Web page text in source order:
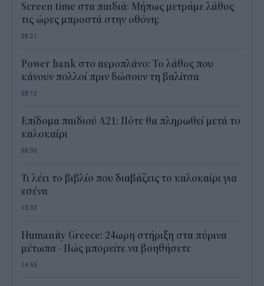
Screen time στα παιδιά: Μήπως μετράμε λάθος
τις ώρες μπροστά στην οθόνη;
08:21
Power bank στο αεροπλάνο: Το λάθος που
κάνουν πολλοί πριν δώσουν τη βαλίτσα
08:12
Επίδομα παιδιού Α21: Πότε θα πληρωθεί μετά το
καλοκαίρι
08:00
Τι λέει το βιβλίο που διαβάζεις το καλοκαίρι για
εσένα
15:33
Humanity Greece: 24ωρη στήριξη στα πύρινα
μέτωπα - Πώς μπορείτε να βοηθήσετε
14:55